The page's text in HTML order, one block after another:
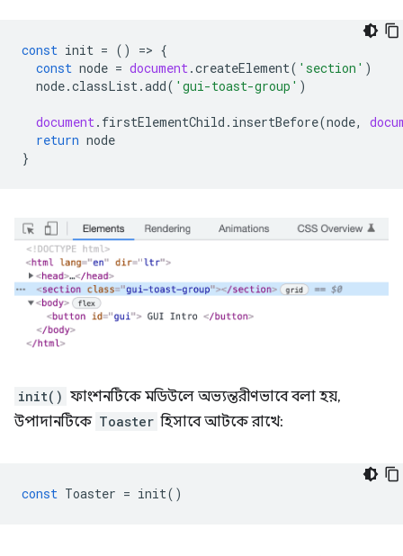
const init = () => {
const node = document.createElement( 'section' )
node.classList.add( 'gui-toast-group' )
document. firstElementChild . insertBefore(node,
return node
}
init() ফাংশনটিকে মডিউলে অভ্যন্তরীণভাবে বলা হয়,
উপাদানটিকে Toaster হিসাবে আটকে রাখে:
const Toaster = init()